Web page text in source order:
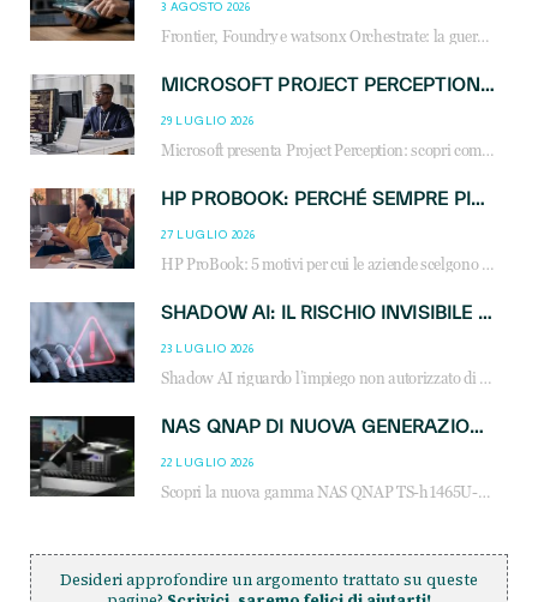
3 AGOSTO 2026
Frontier, Foundry e watsonx Orchestrate: la guerra delle piattaforme AI agent ridisegna il mercato IT. Cosa cambia per reseller, MSP e system integrator.
MICROSOFT PROJECT PERCEPTION: COME GLI AGENTI AI CAMBIERANNO SOC, CYBERSECURITY E SERVIZI MSP
29 LUGLIO 2026
Microsoft presenta Project Perception: scopri come gli agenti AI possono trasformare cybersecurity, SOC e servizi gestiti degli MSP.
HP PROBOOK: PERCHÉ SEMPRE PIÙ AZIENDE SCELGONO NOTEBOOK PROGETTATI PER IL LAVORO MODERNO
27 LUGLIO 2026
HP ProBook: 5 motivi per cui le aziende scelgono i notebook business HP per migliorare produttività, sicurezza e gestione dell’AI.
SHADOW AI: IL RISCHIO INVISIBILE CHE LE AZIENDE POSSONO GOVERNARE
23 LUGLIO 2026
Shadow AI riguardo l’impiego non autorizzato di sistemi AI all’interno dell’azienda. E’ una pratica che si diffonde a partire dai dipendenti fino ai dirigenti e mette a repentaglio la cybersecurity, con costi più elevati per le organizzazioni. Due recenti report illustrano il fenomeno e forniscono dati in merito
NAS QNAP DI NUOVA GENERAZIONE: PIÙ PRESTAZIONI, SCALABILITÀ E PROTEZIONE DEI DATI PER LE INFRASTRUTTURE IT MODERNE
22 LUGLIO 2026
Scopri la nuova gamma NAS QNAP TS-h1465U-RP, TS-h1065eU e TS-h665U: storage aziendale con ZFS, DDR5, E1.S NVMe e connettività 2.5GbE per backup, virtualizzazione e cybersecurity.
Desideri approfondire un argomento trattato su queste